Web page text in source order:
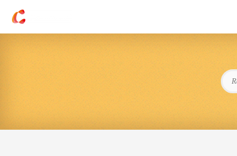
contenu